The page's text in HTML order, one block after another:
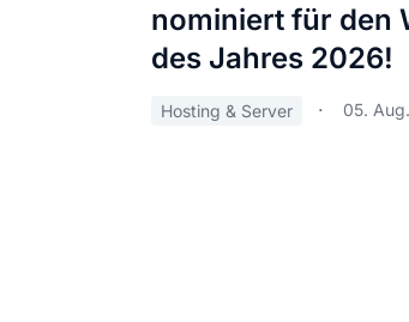
nominiert für den
des Jahres 2026!
Hosting & Server 05. Aug.